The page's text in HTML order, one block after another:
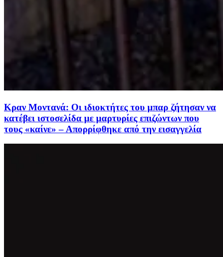
Κραν Μοντανά: Οι ιδιοκτήτες του μπαρ ζήτησαν να
κατέβει ιστοσελίδα με μαρτυρίες επιζώντων που
τους «καίνε» – Απορρίφθηκε από την εισαγγελία